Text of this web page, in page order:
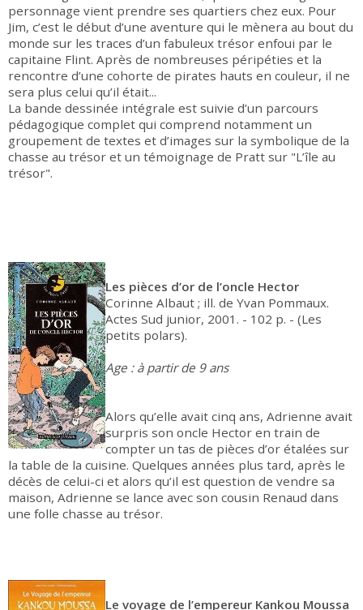
personnage vient prendre ses quartiers chez eux. Pour
Jim, c’est le début d’une aventure qui le mènera au bout du
monde sur les traces d’un fabuleux trésor enfoui par le
capitaine Flint. Après de nombreuses péripéties et la
rencontre d’une cohorte de pirates hauts en couleur, il ne
sera plus celui qu’il était...
La bande dessinée intégrale est suivie d’un parcours
pédagogique complet qui comprend notamment un
groupement de textes et d’images sur la symbolique de la
chasse au trésor et un témoignage de Pratt sur "L’île au
trésor".
Les pièces d’or de l’oncle Hector
Corinne Albaut ; ill. de Yvan Pommaux.
Actes Sud junior, 2001. - 102 p. - (Les
petits polars).
Age : à partir de 9 ans
Alors qu’elle avait cinq ans, Adrienne avait
surpris son oncle Hector en train de
compter un tas de pièces d’or étalées sur
la table de la cuisine. Quelques années plus tard, après le
décès de celui-ci et alors qu’il est question de vendre sa
maison, Adrienne se lance avec son cousin Renaud dans
une folle chasse au trésor.
Le voyage de l’empereur Kankou Moussa